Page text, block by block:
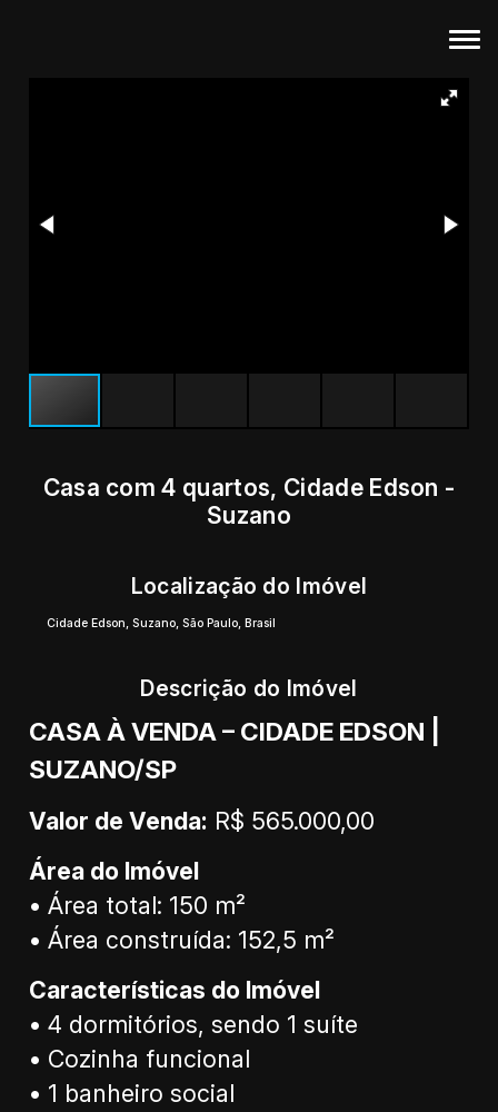
Casa com 4 quartos, Cidade Edson -
Suzano
Localização do Imóvel
Cidade Edson,Suzano,São Paulo,Brasil
Descrição do Imóvel
CASA À VENDA – CIDADE EDSON |
SUZANO/SP
Valor de Venda: R$ 565.000,00
Área do Imóvel
• Área total: 150 m²
• Área construída: 152,5 m²
Características do Imóvel
• 4 dormitórios, sendo 1 suíte
• Cozinha funcional
• 1 banheiro social